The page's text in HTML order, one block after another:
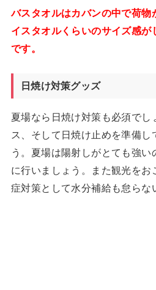
バスタオルはカバンの中で荷物
イスタオルくらいのサイズ感
です。
日焼け対策グッズ
夏場なら日焼け対策も必須でし
ス、そして日焼け止めを準備し
う。夏場は陽射しがとても強
に行いましょう。また観光をお
症対策として水分補給も怠らな